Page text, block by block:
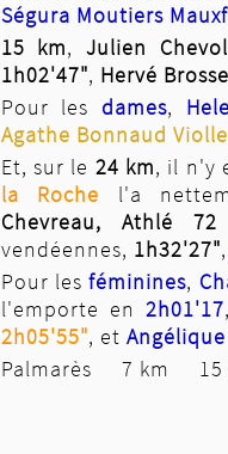
Ségura Moutiers
15 km, Julien
1h02'47", Hervé
Pour les dames,
Agathe Bonnaud
Et, sur le 24 km, il n'y
la Roche l'a
Chevreau, Athlé
vendéennes, 1h32'27",
Pour lesféminines,
l'emporte en 2h01'17
2h05'55", et
Palmarès 7 km